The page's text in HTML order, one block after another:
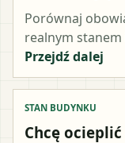
Porównaj
realnym
Przejdź dalej
STAN BUDYNKU
Chcę